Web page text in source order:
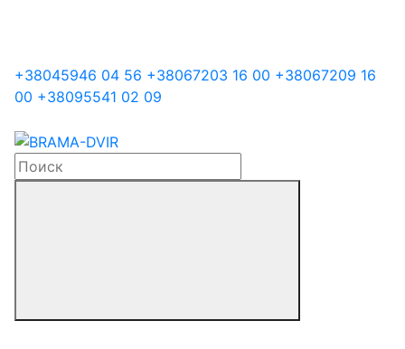
+38045946 04 56 +38067203 16 00 +38067209 16
00 +38095541 02 09